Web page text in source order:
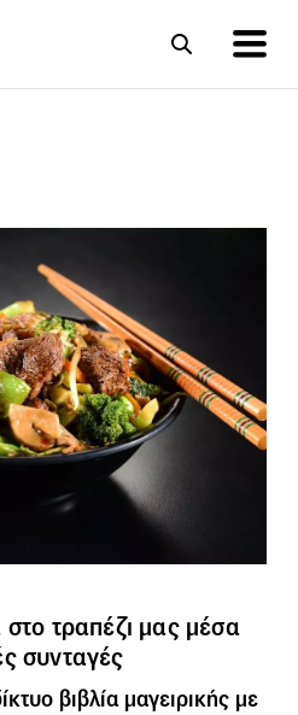
τραπέζι μας μέσα
συνταγές
βιβλία μαγειρικής με